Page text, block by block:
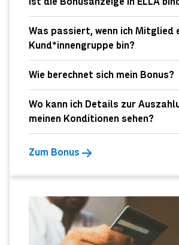
Was passiert, wenn ich Mitglied
Kund*innengruppe bin?
Wie berechnet sich mein Bonus?
Wo kann ich Details zur
meinen Konditionen sehen?
Zum Bonus